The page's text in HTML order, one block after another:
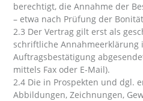
berechtigt, die Annahme der
– etwa nach Prüfung der
2.3 Der Vertrag gilt erst als
schriftliche Annahmeerklärung
Auftragsbestätigung
mittels Fax oder E-Mail).
2.4 Die in Prospekten und dgl.
Abbildungen, Zeichnungen,